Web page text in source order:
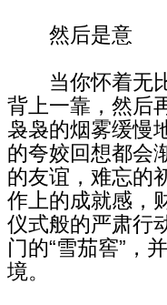
然后是意
当你怀着无比
背上一靠，然后
袅袅的烟雾缓慢
的夸姣回想都会
的友谊，难忘的
作上的成就感，
仪式般的严肃行
门的“雪茄窖”，
境。